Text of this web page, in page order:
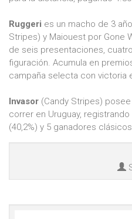
Ruggeri es un macho de 3
Stripes) y Maiouest por Gone
de seis presentaciones,
figuración. Acumula en
campaña selecta con victoria
Invasor (Candy Stripes)
correr en Uruguay,
(40,2%) y 5 ganadores clásicos